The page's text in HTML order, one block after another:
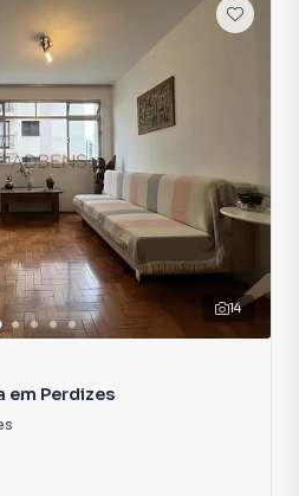
14
em Perdizes